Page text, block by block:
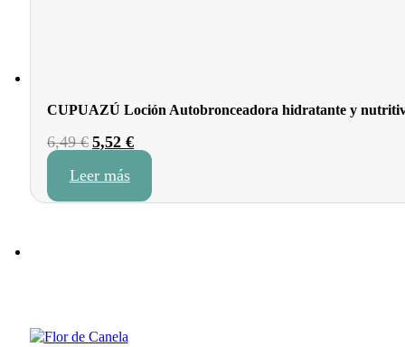
CUPUAZÚ Loción Autobronceadora hidratante y
6,49€ El
original
5,52€El
precio
es:
Leer más